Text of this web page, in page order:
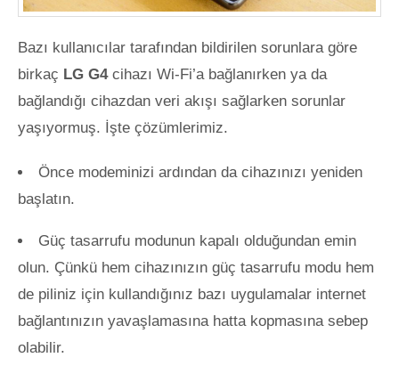
Bazı kullanıcılar tarafından bildirilen sorunlara göre
birkaç LG G4cihazı Wi-Fi’a bağlanırken ya da
bağlandığı cihazdan veri akışı sağlarken sorunlar
yaşıyormuş. İşte çözümlerimiz.
Önce modeminizi ardından da cihazınızı yeniden
başlatın.
Güç tasarrufu modunun kapalı olduğundan emin
olun. Çünkü hem cihazınızın güç tasarrufu modu hem
de piliniz için kullandığınız bazı uygulamalar internet
bağlantınızın yavaşlamasına hatta kopmasına sebep
olabilir.